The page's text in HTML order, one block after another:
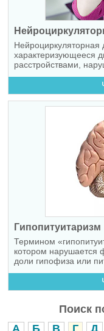
Нейроциркуляторная
характеризующееся
расстройствами,
Гипопитуитаризм
Термином
котором нарушается
доли гипофиза или
Поиск